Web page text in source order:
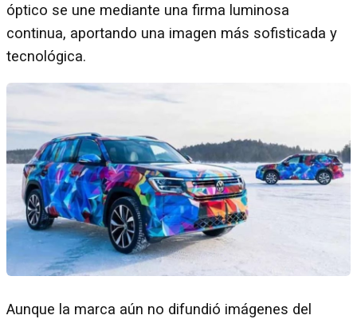
óptico se une mediante una firma luminosa
continua, aportando una imagen más sofisticada y
tecnológica.
Aunque la marca aún no difundió imágenes del